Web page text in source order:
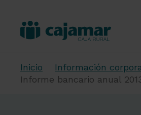
Inicio Información
Informe bancario anual